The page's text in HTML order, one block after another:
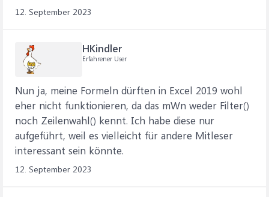
12. September 2023
HKindler
Erfahrener User
Nun ja, meine Formeln dürften in Excel 2019 wohl
eher nicht funktionieren, da das mWn weder Filter()
noch Zeilenwahl() kennt. Ich habe diese nur
aufgeführt, weil es vielleicht für andere Mitleser
interessant sein könnte.
12. September 2023